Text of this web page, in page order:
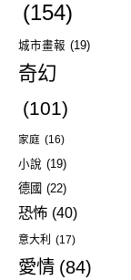
(154)
城市畫報 (19)
奇幻
(101)
家庭 (16)
小說 (19)
德國 (22)
恐怖 (40)
意大利 (17)
愛情 (84)